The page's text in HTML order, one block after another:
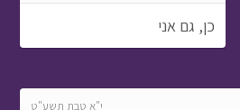
כן, גם אני
י"א טבת תשע"ט